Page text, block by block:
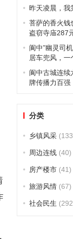
昨天凌晨，我
菩萨的香火钱
盗窃寺庙287
阆中”幽灵司
居车兜风，一
阆中古城连续
牌传播力百强
分类
乡镇风采
周边连线(40)
房产楼市(41)
旅游风情(67)
社会民生